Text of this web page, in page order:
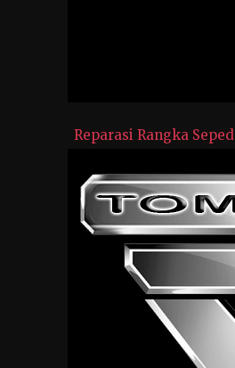
Reparasi Rangka